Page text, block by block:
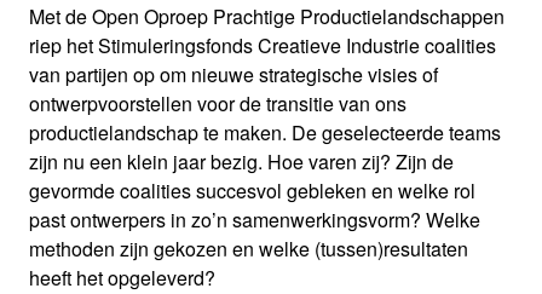
Met de Open Oproep Prachtige Productielandschappen
riep het Stimuleringsfonds Creatieve Industrie coalities
van partijen op om nieuwe strategische visies of
ontwerpvoorstellen voor de transitie van ons
productielandschap te maken. De geselecteerde teams
zijn nu een klein jaar bezig. Hoe varen zij? Zijn de
gevormde coalities succesvol gebleken en welke rol
past ontwerpers in zo’n samenwerkingsvorm? Welke
methoden zijn gekozen en welke (tussen)resultaten
heeft het opgeleverd?